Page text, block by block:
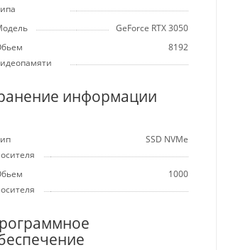
GeForce RTX 3050
8192
информации
SSD NVMe
1000